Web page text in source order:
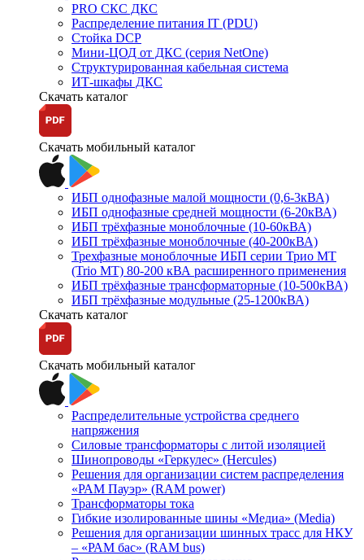
PRO СКС ДКС
Распределение питания IT (PDU)
Стойка DCP
Мини-ЦОД от ДКС (серия NetOne)
Структурированная кабельная система
ИТ-шкафы ДКС
Скачать каталог
Скачать мобильный каталог
ИБП однофазные малой мощности (0,6-3кВА)
ИБП однофазные средней мощности (6-20кВА)
ИБП трёхфазные моноблочные (10-60кВА)
ИБП трёхфазные моноблочные (40-200кВА)
Трехфазные моноблочные ИБП серии Трио МТ
(Trio MT) 80-200 кВА расширенного применения
ИБП трёхфазные трансформаторные (10-500кВА)
ИБП трёхфазные модульные (25-1200кВА)
Скачать каталог
Скачать мобильный каталог
Распределительные устройства среднего
напряжения
Силовые трансформаторы с литой изоляцией
Шинопроводы «Геркулес» (Hercules)
Решения для организации систем распределения
«РАМ Пауэр» (RAM power)
Трансформаторы тока
Гибкие изолированные шины «Медиа» (Media)
Решения для организации шинных трасс для НКУ
– «РАМ бас» (RAM bus)